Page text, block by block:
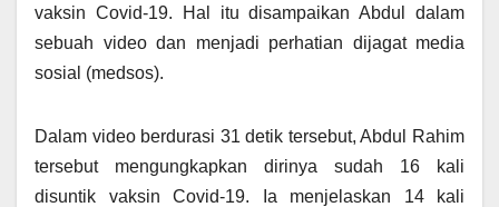
vaksin Covid-19. Hal itu disampaikan Abdul dalam
sebuah video dan menjadi perhatian dijagat media
sosial (medsos).
Dalam video berdurasi 31 detik tersebut, Abdul Rahim
tersebut mengungkapkan dirinya sudah 16 kali
disuntik vaksin Covid-19. Ia menjelaskan 14 kali